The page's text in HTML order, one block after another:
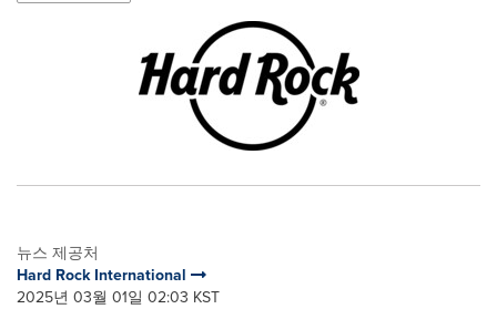
뉴스 제공처
Hard Rock International
2025년 03월 01일 02:03 KST